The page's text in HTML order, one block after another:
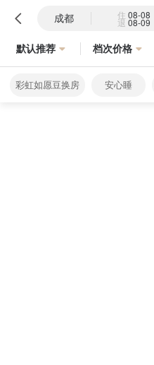
成都 住 08-08
退 08-09
默认推荐 档次价格
彩虹如愿豆换房 安心睡